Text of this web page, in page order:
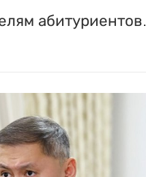
абитуриентов.